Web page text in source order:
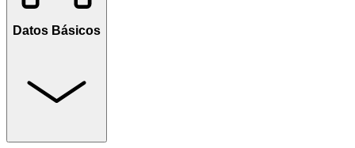
Datos Básicos